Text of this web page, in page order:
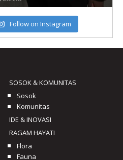
Follow on Instagram
SOSOK & KOMUNITAS
Sosok
Komunitas
IDE & INOVASI
RAGAM HAYATI
Flora
Fauna